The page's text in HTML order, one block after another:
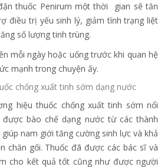
thuốc Penirum một thời gian sẽ tăn
điều trị yếu sinh lý, giảm tình trạng liệt
số lượng tinh trùng.
mỗi ngày hoặc uống trước khi quan hệ
mạnh trong chuyện ấy.
chống xuất tinh sớm dạng nước
hiệu thuốc chống xuất tinh sớm nổi
bào chế dạng nước từ các thành
nam giới tăng cường sinh lực và khả
chăn gối. Thuốc đã được các bác sĩ và
cho kết quả tốt cũng như được người